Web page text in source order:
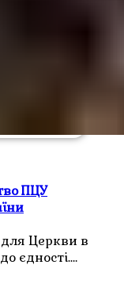
ПЦУ
Церкви в
єдності.…